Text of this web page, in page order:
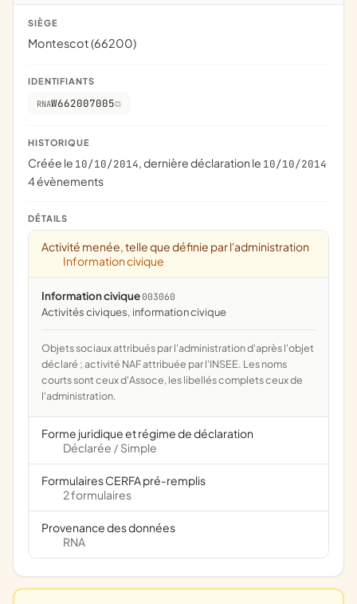
SIÈGE
Montescot (66200)
IDENTIFIANTS
RNAW662007005
HISTORIQUE
Créée le 10/10/2014, dernière déclaration le 10/10/2014
4 évènements
DÉTAILS
Activité menée, telle que définie par l'administration
Information civique
Information civique 003060
activités civiques, information civique
Objets sociaux attribués par l'administration d'après l'objet
déclaré ; activité NAF attribuée par l'INSEE. Les noms
courts sont ceux d'Assoce, les libellés complets ceux de
l'administration.
Forme juridique et régime de déclaration
Déclarée / Simple
Formulaires CERFA pré-remplis
2 formulaires
Provenance des données
RNA